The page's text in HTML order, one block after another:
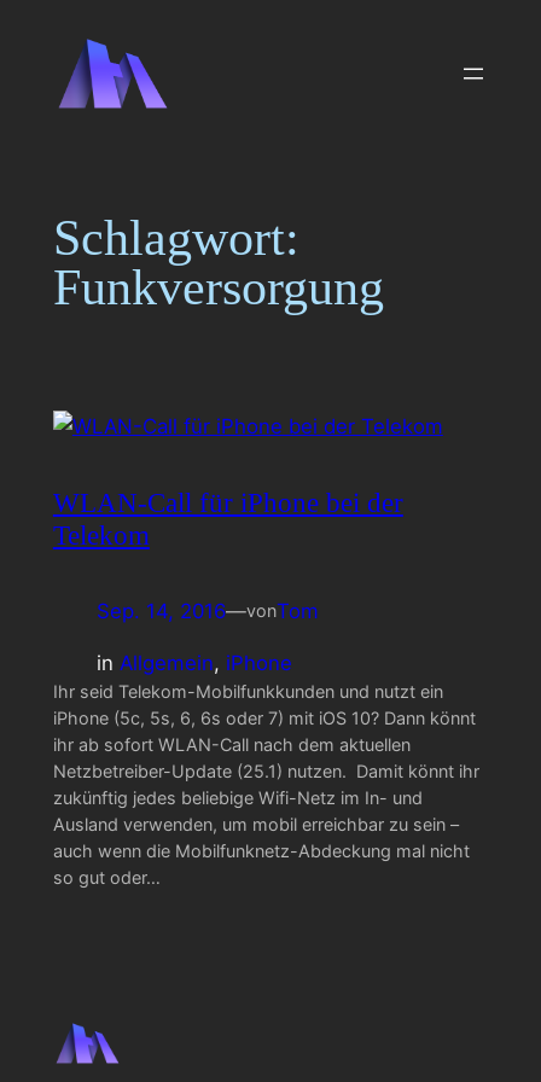
springen
Schlagwort:
Funkversorgung
WLAN-Call für iPhone bei der
Telekom
Sep. 14, 2016—vonTom
in Allgemein, iPhone
Ihr seid Telekom-Mobilfunkkunden und nutzt ein
iPhone (5c, 5s, 6, 6s oder 7) mit iOS 10? Dann könnt
ihr ab sofort WLAN-Call nach dem aktuellen
Netzbetreiber-Update (25.1) nutzen. Damit könnt ihr
zukünftig jedes beliebige Wifi-Netz im In- und
Ausland verwenden, um mobil erreichbar zu sein –
auch wenn die Mobilfunknetz-Abdeckung mal nicht
so gut oder…